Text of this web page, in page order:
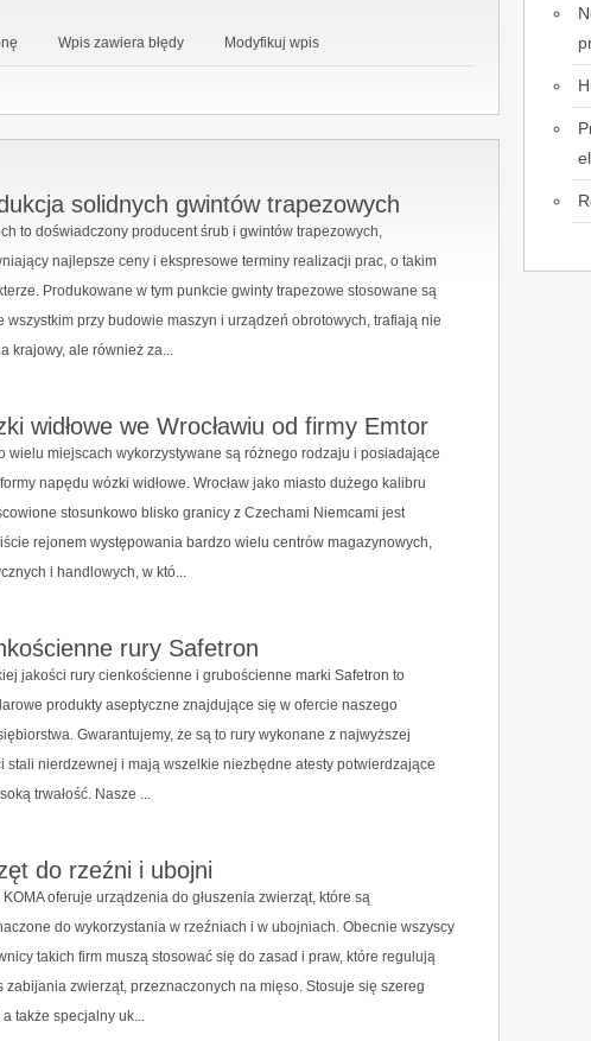
Wpis zawiera błędy Modyfikuj wpis
solidnych gwintów trapezowych
to doświadczony producent śrub i gwintów trapezowych,
najlepsze ceny i ekspresowe terminy realizacji prac, o takim
Produkowane w tym punkcie gwinty trapezowe stosowane są
wszystkim przy budowie maszyn i urządzeń obrotowych, trafiają nie
krajowy, ale również za...
widłowe we Wrocławiu od firmy Emtor
wielu miejscach wykorzystywane są różnego rodzaju i posiadające
napędu wózki widłowe. Wrocław jako miasto dużego kalibru
stosunkowo blisko granicy z Czechami Niemcami jest
rejonem występowania bardzo wielu centrów magazynowych,
i handlowych, w któ...
rury Safetron
jakości rury cienkościenne i grubościenne marki Safetron to
produkty aseptyczne znajdujące się w ofercie naszego
Gwarantujemy, że są to rury wykonane z najwyższej
stali nierdzewnej i mają wszelkie niezbędne atesty potwierdzające
trwałość. Nasze ...
do rzeźni i ubojni
KOMA oferuje urządzenia do głuszenia zwierząt, które są
do wykorzystania w rzeźniach i w ubojniach. Obecnie wszyscy
takich firm muszą stosować się do zasad i praw, które regulują
zabijania zwierząt, przeznaczonych na mięso. Stosuje się szereg
a także specjalny uk...